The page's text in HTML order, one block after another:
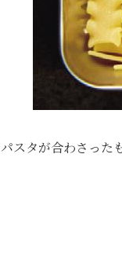
スタが合わさった